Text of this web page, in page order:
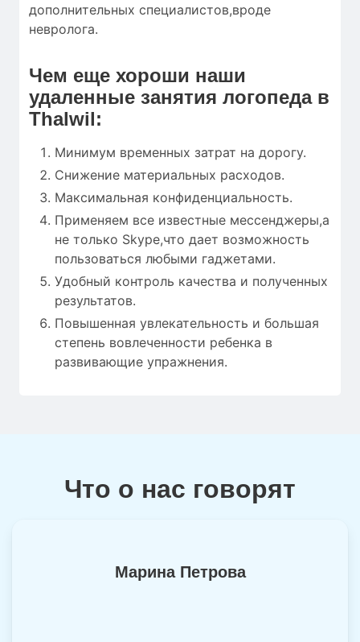
дополнительных специалистов,вроде
невролога.
Чем еще хороши наши
удаленные занятия логопеда в
Thalwil:
Минимум временных затрат на дорогу.
Снижение материальных расходов.
Максимальная конфиденциальность.
Применяем все известные мессенджеры,а
не только Skype,что дает возможность
пользоваться любыми гаджетами.
Удобный контроль качества и полученных
результатов.
Повышенная увлекательность и большая
степень вовлеченности ребенка в
развивающие упражнения.
Что о нас говорят
Марина Петрова